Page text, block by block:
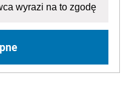
wyrazi na to zgodę